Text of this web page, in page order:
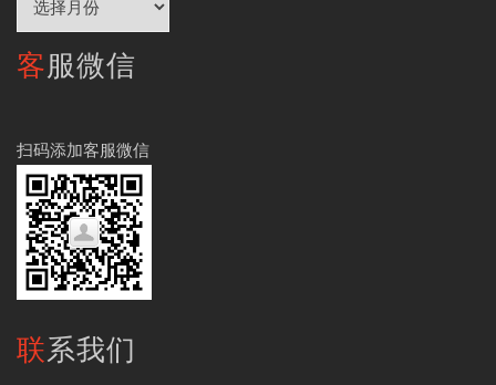
客服微信
扫码添加客服微信
联系我们